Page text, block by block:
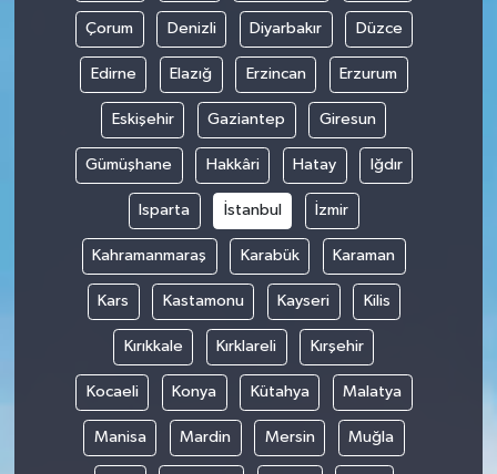
Çorum Denizli Diyarbakır Düzce
Edirne Elazığ Erzincan Erzurum
Eskişehir Gaziantep Giresun
Gümüşhane Hakkâri Hatay Iğdır
Isparta İstanbul İzmir
Kahramanmaraş Karabük Karaman
Kars Kastamonu Kayseri Kilis
Kırıkkale Kırklareli Kırşehir
Kocaeli Konya Kütahya Malatya
Manisa Mardin Mersin Muğla